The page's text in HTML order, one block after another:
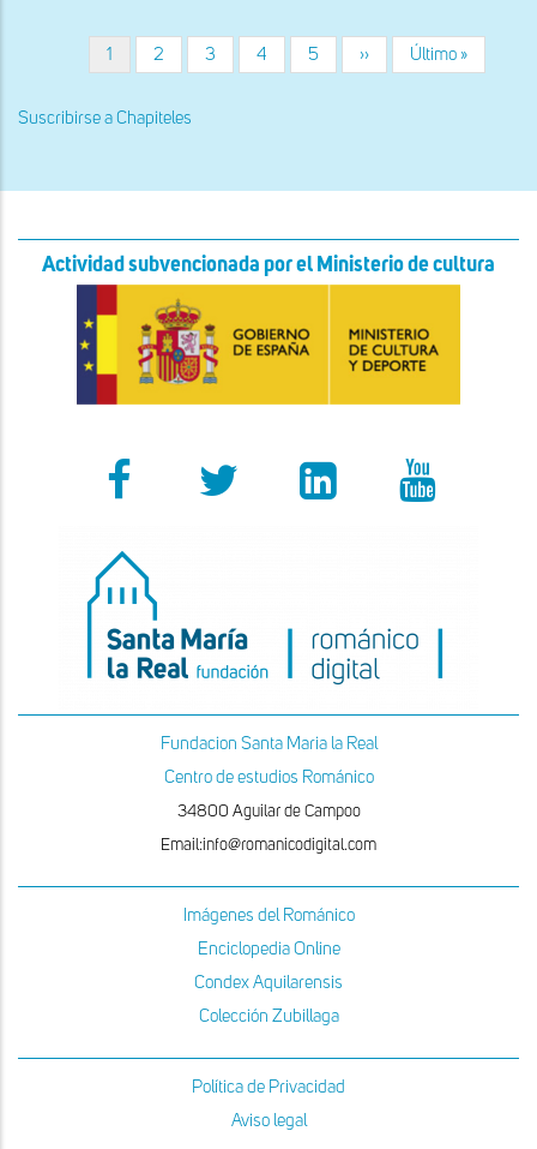
Paginación
Página
actual
1 Página
2 Página
3 Página
4 Página
5
Siguiente
página
››
Última
página
Último »
Suscribirse a Chapiteles
Actividad subvencionada por el Ministerio de cultura
Fundacion Santa Maria la Real
Centro de estudios Románico
34800 Aguilar de Campoo
Email:info@romanicodigital.com
Imágenes del Románico
Enciclopedia Online
Condex Aquilarensis
Colección Zubillaga
Política de Privacidad
Aviso legal